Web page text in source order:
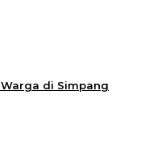
di Simpang